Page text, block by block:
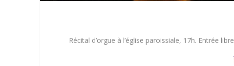
Récital d’orgue à l’église paroissiale, 17h. Entrée libre